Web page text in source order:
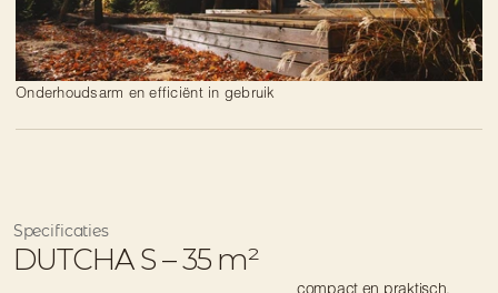
Onderhoudsarm en efficiënt in gebruik
Specificaties
DUTCHA S – 35 m²
compact en praktisch,